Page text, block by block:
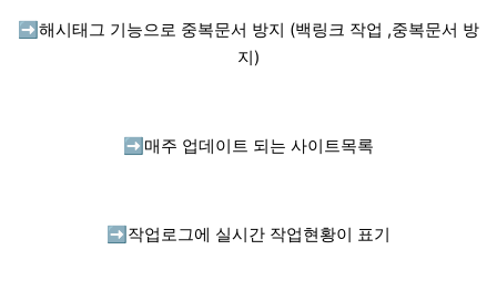
➡️ 해시태그 기능으로 중복문서 방지 (백링크 작업 ,중복문서 방
지)
➡️ 매주 업데이트 되는 사이트목록
➡️ 작업로그에 실시간 작업현황이 표기